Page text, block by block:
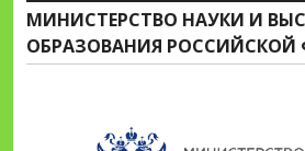
МИНИСТЕРСТВО НАУКИ И
ОБРАЗОВАНИЯ РОССИЙСКОЙ